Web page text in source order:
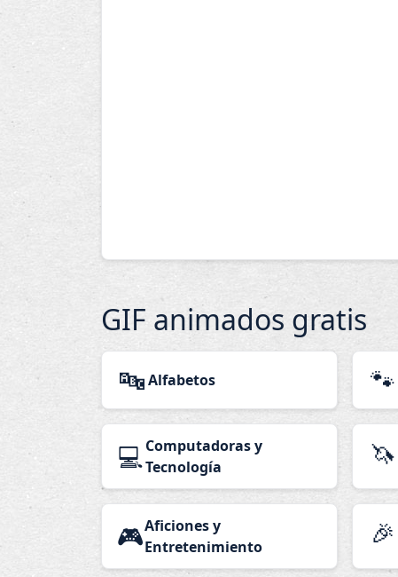
GIF animados gratis
🔤Alfabetos 🐾
💻 Computadoras y
Tecnología
🦄
🎮Aficiones y
Entretenimiento
🎉